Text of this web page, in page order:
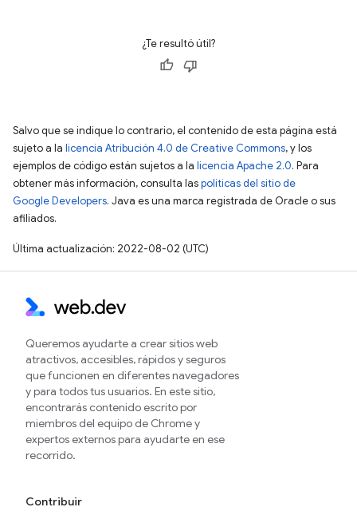
¿Te resultó útil?
Salvo que se indique lo contrario, el contenido de esta página está
sujeto a la licencia Atribución 4.0 de Creative Commons, y los
ejemplos de código están sujetos a la licencia Apache 2.0. Para
obtener más información, consulta laspolíticas del sitio de
Google Developers. Java es una marca registrada de Oracle o sus
afiliados.
Última actualización: 2022-08-02 (UTC)
Queremos ayudarte a crear sitios web
atractivos, accesibles, rápidos y seguros
que funcionen en diferentes navegadores
y para todos tus usuarios. En este sitio,
encontrarás contenido escrito por
miembros del equipo de Chrome y
expertos externos para ayudarte en ese
recorrido.
Contribuir